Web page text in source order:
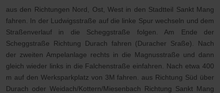
aus den Richtungen Nord, Ost, West in den Stadtteil Sankt Mang
fahren. In der Ludwigsstraße auf die linke Spur wechseln und dem
Straßenverlauf in die Scheggstraße folgen. Am Ende der
Scheggstraße Richtung Durach fahren (Duracher Sraße). Nach
der zweiten Ampelanlage rechts in die Magnusstraße und dann
gleich wieder links in die Falchenstraße einfahren. Nach etwa 400
m auf den Werksparkplatz von 3M fahren. aus Richtung Süd über
Durach oder Weidach/Kottern/Miesenbach Richtung Sankt Mang